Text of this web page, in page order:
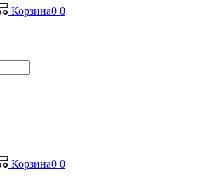
Корзина0 0
Корзина0 0